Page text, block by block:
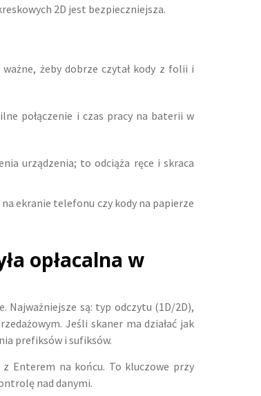
2D jest bezpieczniejsza.
żeby dobrze czytał kody z folii i
połączenie i czas pracy na baterii w
urządzenia; to odciąża ręce i skraca
ekranie telefonu czy kody na papierze
opłacalna w
są: typ odczytu (1D/2D),
Jeśli skaner ma działać jak
prefiksów i sufiksów.
Enterem na końcu. To kluczowe przy
nad danymi.